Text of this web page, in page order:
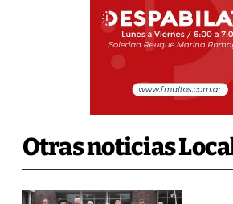
Otras noticias